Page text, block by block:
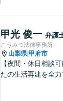
甲光 俊一 弁護
こうみつ法律事務所
山梨県|甲府市
【夜間・休日相談
たの生活再建を全力